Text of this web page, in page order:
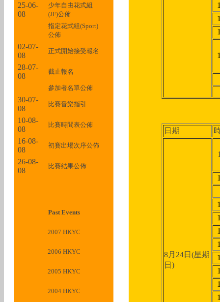
25-06-
08
少年自由花式組
(JF)公佈
指定花式組(Sport)
公佈
02-07-
08
正式開始接受報名
28-07-
08
截止報名
參加者名單公佈
30-07-
08
比賽音樂指引
10-08-
08
比賽時間表公佈
16-08-
08
初賽出場次序公佈
26-08-
08
比賽結果公佈
Past Events
2007 HKYC
2006 HKYC
2005 HKYC
2004 HKYC
日期
8月24日(星期
日)